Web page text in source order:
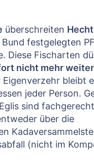
überschreiten
festgelegten
Diese Fischarten
nicht mehr
Eigenverzehr bleibt
jeder Person.
sind
über die
(nicht im